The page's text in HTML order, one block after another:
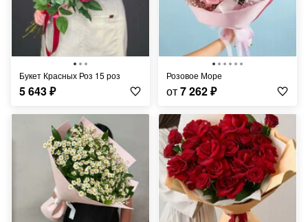
Букет Красных Роз 15 роз
5 643₽
Розовое Море
от7 262₽